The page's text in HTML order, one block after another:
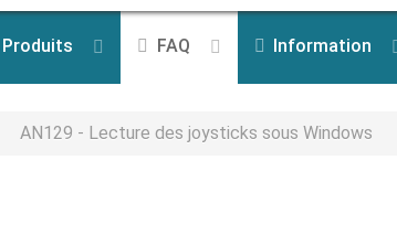
Produits FAQ Information
AN129 - Lecture des joysticks sous Windows